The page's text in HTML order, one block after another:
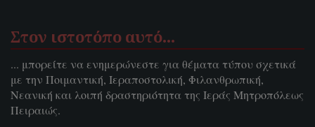
Στον ιστοτόπο αυτό…
... μπορείτε να ενημερώνεστε για θέματα τύπου σχετικά
με την Ποιμαντική, Ιεραποστολική, Φιλανθρωπική,
Νεανική και λοιπή δραστηριότητα της Ιεράς Μητροπόλεως
Πειραιώς.